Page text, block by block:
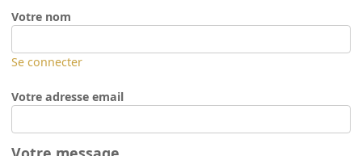
Votre nom
Se connecter
Votre adresse email